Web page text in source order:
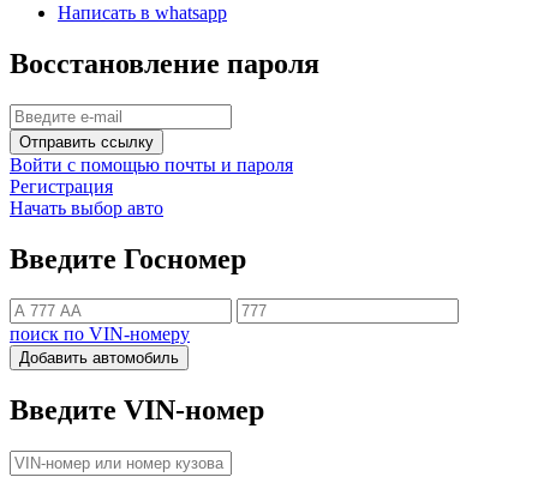
Написать в whatsapp
Восстановление пароля
Отправить ссылку
Войти с помощью почты и пароля
Регистрация
Начать выбор авто
Введите Госномер
поиск по VIN-номеру
Добавить автомобиль
Введите VIN-номер